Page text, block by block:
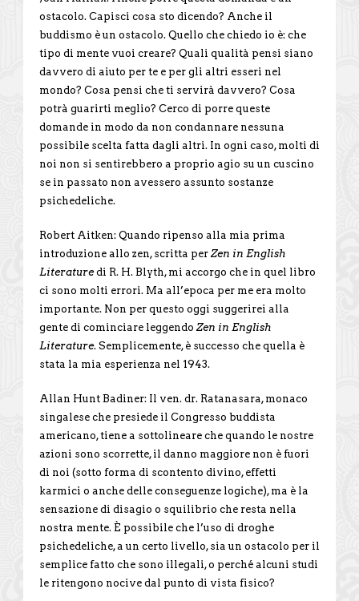
ostacolo. Capisci cosa sto dicendo? Anche il
buddismo è un ostacolo. Quello che chiedo io è: che
tipo di mente vuoi creare? Quali qualità pensi siano
davvero di aiuto per te e per gli altri esseri nel
mondo? Cosa pensi che ti servirà davvero? Cosa
potrà guarirti meglio? Cerco di porre queste
domande in modo da non condannare nessuna
possibile scelta fatta dagli altri. In ogni caso, molti di
noi non si sentirebbero a proprio agio su un cuscino
se in passato non avessero assunto sostanze
psichedeliche.
Robert Aitken: Quando ripenso alla mia prima
introduzione allo zen, scritta per Zen in English
Literaturedi R. H. Blyth, mi accorgo che in quel libro
ci sono molti errori. Ma all’epoca per me era molto
importante. Non per questo oggi suggerirei alla
gente di cominciare leggendo Zen in English
Literature. Semplicemente, è successo che quella è
stata la mia esperienza nel 1943.
Allan Hunt Badiner: Il ven. dr. Ratanasara, monaco
singalese che presiede il Congresso buddista
americano, tiene a sottolineare che quando le nostre
azioni sono scorrette, il danno maggiore non è fuori
di noi (sotto forma di scontento divino, effetti
karmici o anche delle conseguenze logiche), ma è la
sensazione di disagio o squilibrio che resta nella
nostra mente. È possibile che l’uso di droghe
psichedeliche, a un certo livello, sia un ostacolo per il
semplice fatto che sono illegali, o perché alcuni studi
le ritengono nocive dal punto di vista fisico?